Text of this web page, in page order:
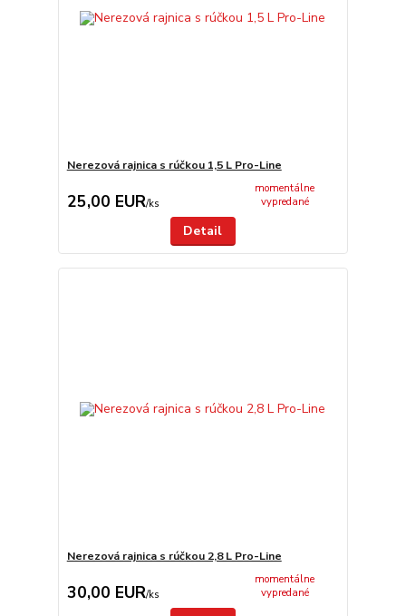
Nerezová rajnica s rúčkou 1,5 L Pro-Line
25,00 EUR/ks
momentálne
vypredané
Detail
Nerezová rajnica s rúčkou 2,8 L Pro-Line
30,00 EUR/ks
momentálne
vypredané